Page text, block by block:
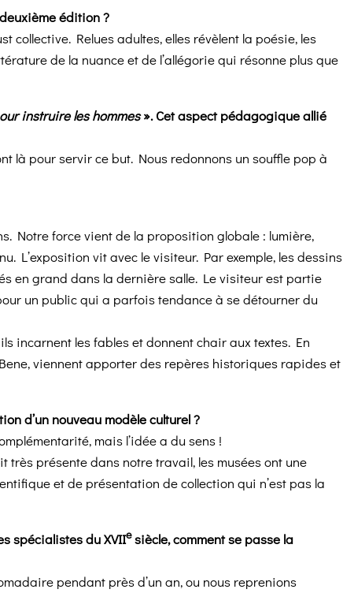
édition ?
collective. Relues adultes, elles révèlent la poésie, les
de la nuance et de l’allégorie qui résonne plus que
instruire les hommes». Cet aspect pédagogique allié
là pour servir ce but. Nous redonnons un souffle pop à
Notre force vient de la proposition globale : lumière,
L’exposition vit avec le visiteur. Par exemple, les dessins
en grand dans la dernière salle. Le visiteur est partie
un public qui a parfois tendance à se détourner du
incarnent les fables et donnent chair aux textes. En
viennent apporter des repères historiques rapides et
d’un nouveau modèle culturel ?
mais l’idée a du sens !
très présente dans notre travail, les musées ont une
et de présentation de collection qui n’est pas la
spécialistes du XVIIesiècle, comment se passe la
pendant près d’un an, ou nous reprenions